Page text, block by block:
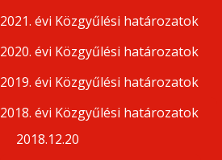
2021. évi Közgyűlési határozatok
2020. évi Közgyűlési határozatok
2019. évi Közgyűlési határozatok
2018. évi Közgyűlési határozatok
2018.12.20